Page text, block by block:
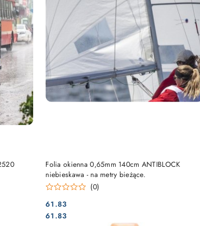
Folia okienna 0,65mm 140cm ANTIBLOCK
niebieskawa - na metry bieżące.
(0)
Cena:
61.83
Cena:
61.83
PRODUKT NIEDOSTĘPNY